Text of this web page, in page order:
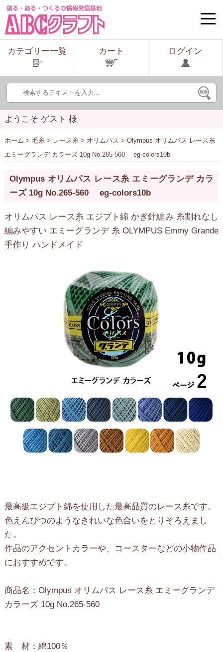
toggle
カテゴリー一覧
カート ログイン
ようこそ ゲスト 様
ホーム > 毛糸> レース糸> オリムパス > Olympus オリムパス レース糸
エミーグランデ カラーズ 10g No.265-560 eg-colors10b
Olympus オリムパス レース糸 エミーグランデ カラ
ーズ 10g No.265-560 eg-colors10b
オリムパス レース糸 エジプト綿 かぎ針編み 糸割れなし
編みやすい エミーグランデ 糸 OLYMPUS Emmy Grande
手作り ハンドメイド
最高級エジプト綿を使用した最高品質のレース糸です。
色えんぴつのようなきれいな色合いをとりそろえまし
た。
作品のアクセントカラーや、コースターなどの小物作品
におすすめです。
商品名：Olympus オリムパス レース糸 エミーグランデ
カラーズ 10g No.265-560
素 材：綿100％